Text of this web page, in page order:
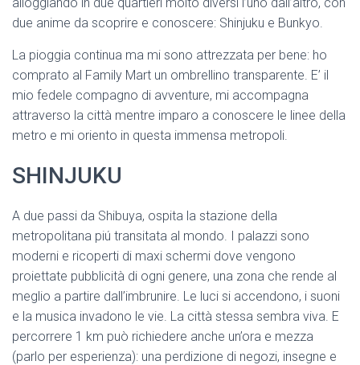
due anime da scoprire e conoscere: Shinjuku e Bunkyo.
La pioggia continua ma mi sono attrezzata per bene: ho
comprato al Family Mart un ombrellino transparente. E’ il
mio fedele compagno di avventure, mi accompagna
attraverso la città mentre imparo a conoscere le linee della
metro e mi oriento in questa immensa metropoli.
SHINJUKU
A due passi da Shibuya, ospita la stazione della
metropolitana piú transitata al mondo. I palazzi sono
moderni e ricoperti di maxi schermi dove vengono
proiettate pubblicità di ogni genere, una zona che rende al
meglio a partire dall’imbrunire. Le luci si accendono, i suoni
e la musica invadono le vie. La città stessa sembra viva. E
percorrere 1 km può richiedere anche un’ora e mezza
(parlo per esperienza): una perdizione di negozi, insegne e